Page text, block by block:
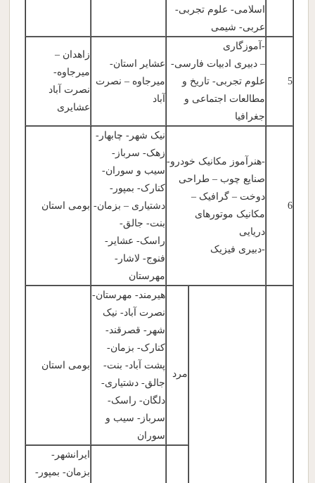
اسلامی- علوم تجربی-
عربی- شیمی
5
-آموزگاری
– دبیری ادبیات فارسی-
علوم تجربی- تاریخ و
مطالعات اجتماعی و
جغرافیا
عشایر استان-
میرجاوه – نصرت
آباد
زاهدان –
میرجاوه-
نصرت آباد
عشایری
6
-هنرآموز مکانیک خودرو-
صنایع چوب – طراحی
دوخت – گرافیک –
مکانیک موتورهای
دریایی
-دبیری فیزیک
نیک شهر- چابهار-
زهک- سرباز-
سیب و سوران-
کنارک- بمپور-
دشتیاری – بزمان-
بنت- جالق-
راسک- عشایر-
فنوج- لاشار-
مهرستان
بومی استان
مرد
هیرمند- مهرستان-
نصرت آباد- نیک
شهر- قصرقند-
کنارک- بزمان-
پشت آباد- بنت-
جالق- دشتیاری-
دلگان- راسک-
سرباز- سیب و
سوران
بومی استان
ایرانشهر-
بزمان- بمپور-